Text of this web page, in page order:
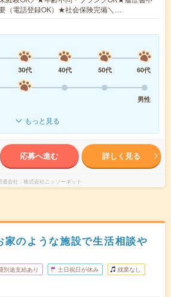
（電話登録OK）★社会保険完備＼…
30代 40代 50代
60代
男性
もっと見る
応募へ進む 詳しく見る
遣会社 株式会社ニッソーネット
家のような施設で生活相談や
別途支給あり 土日祝日が休み 残業なし